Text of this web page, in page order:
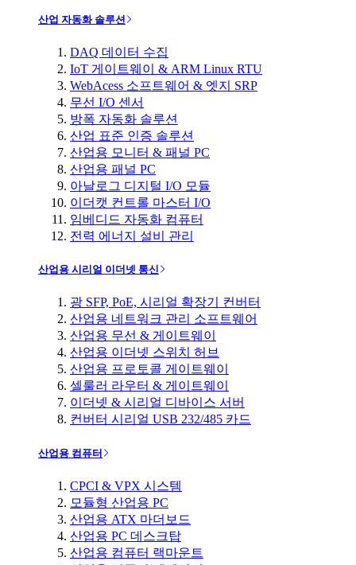
산업 자동화 솔루션
DAQ 데이터 수집
IoT 게이트웨이 & ARM Linux RTU
WebAcess 소프트웨어 & 엣지 SRP
무선 I/O 센서
방폭 자동화 솔루션
산업 표준 인증 솔루션
산업용 모니터 & 패널 PC
산업용 패널 PC
아날로그 디지털 I/O 모듈
이더캣 컨트롤 마스터 I/O
임베디드 자동화 컴퓨터
전력 에너지 설비 관리
산업용 시리얼 이더넷 통신
광 SFP, PoE, 시리얼 확장기 컨버터
산업용 네트워크 관리 소프트웨어
산업용 무선 & 게이트웨이
산업용 이더넷 스위치 허브
산업용 프로토콜 게이트웨이
셀룰러 라우터 & 게이트웨이
이더넷 & 시리얼 디바이스 서버
컨버터 시리얼 USB 232/485 카드
산업용 컴퓨터
CPCI & VPX 시스템
모듈형 산업용 PC
산업용 ATX 마더보드
산업용 PC 데스크탑
산업용 컴퓨터 랙마운트